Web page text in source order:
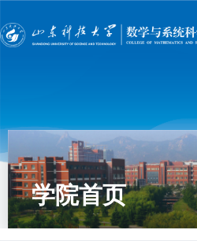
学院首页